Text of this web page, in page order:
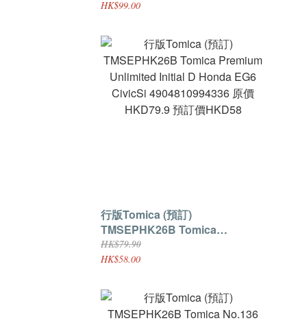
4904810082002 原價HKD139 預
HK$99.00
行版Tomica (預訂)
TMSEPHK26B Tomica
Premium Unlimited Initial D
Honda EG6 CivicSi
訂價HKD58
HK$79.90
HK$58.00